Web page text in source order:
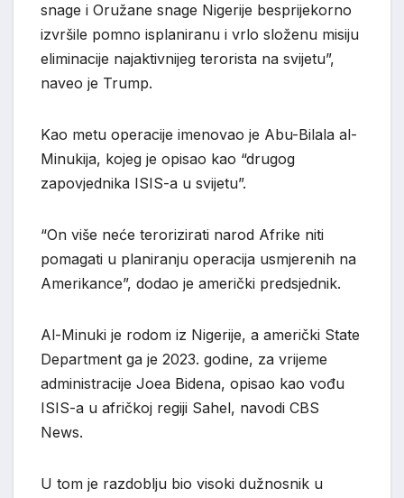
snage i Oružane snage Nigerije besprijekorno
izvršile pomno isplaniranu i vrlo složenu misiju
eliminacije najaktivnijeg terorista na svijetu”,
naveo je Trump.
Kao metu operacije imenovao je Abu-Bilala al-
Minukija, kojeg je opisao kao “drugog
zapovjednika ISIS-a u svijetu”.
“On više neće terorizirati narod Afrike niti
pomagati u planiranju operacija usmjerenih na
Amerikance”, dodao je američki predsjednik.
Al-Minuki je rodom iz Nigerije, a američki State
Department ga je 2023. godine, za vrijeme
administracije Joea Bidena, opisao kao vođu
ISIS-a u afričkoj regiji Sahel, navodi CBS
News.
U tom je razdoblju bio visoki dužnosnik u